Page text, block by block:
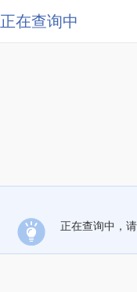
正在查询中
正在查询中，